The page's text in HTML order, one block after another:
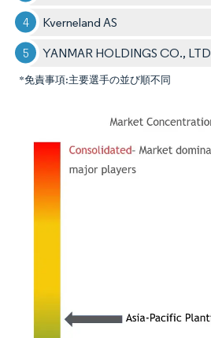
Kverneland AS
YANMAR HOLDINGS CO., LTD
*免責事項:主要選手の並び順不同